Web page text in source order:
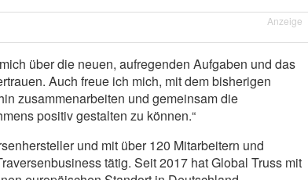
Anzeige
über die neuen, aufregenden Aufgaben und das
Auch freue ich mich, mit dem bisherigen
zusammenarbeiten und gemeinsam die
positiv gestalten zu können.“
und mit über 120 Mitarbeitern und
tätig. Seit 2017 hat Global Truss mit